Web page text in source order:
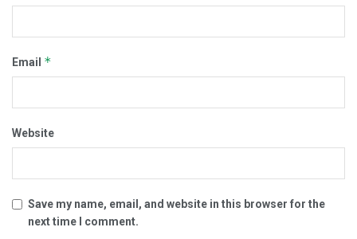
Email *
Website
Save my name, email, and website in this browser for the
next time I comment.